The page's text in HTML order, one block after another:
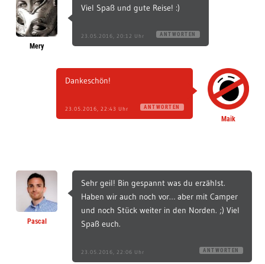
Mery
Viel Spaß und gute Reise! :)
23.05.2016, 20:12 Uhr ANTWORTEN
Maik
Dankeschön!
23.05.2016, 22:43 Uhr ANTWORTEN
Pascal
Sehr geil! Bin gespannt was du erzählst.
Haben wir auch noch vor… aber mit Camper
und noch Stück weiter in den Norden. ;) Viel
Spaß euch.
23.05.2016, 22:06 Uhr ANTWORTEN